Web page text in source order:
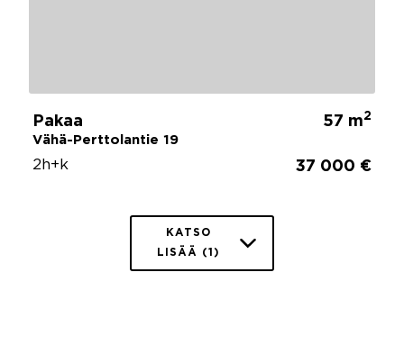
Pakaa
Vähä-Perttolantie 19
57 m2
2h+k 37 000 €
KATSO
LISÄÄ (1)